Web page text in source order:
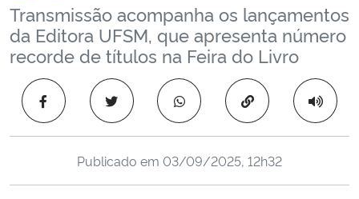
Ministério da Educação
Ministério da Saúde
Ministério de Minas e Energia
Transmissão acompanha os lançamentos
da Editora UFSM, que apresenta número
recorde de títulos na Feira do Livro
Copiar para área
Publicado em 03/09/2025, 12h32